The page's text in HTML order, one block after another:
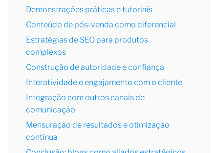
Demonstrações práticas e tutoriais
Conteúdo de pós-venda como diferencial
Estratégias de SEO para produtos
complexos
Construção de autoridade e confiança
Interatividade e engajamento com o cliente
Integração com outros canais de
comunicação
Mensuração de resultados e otimização
contínua